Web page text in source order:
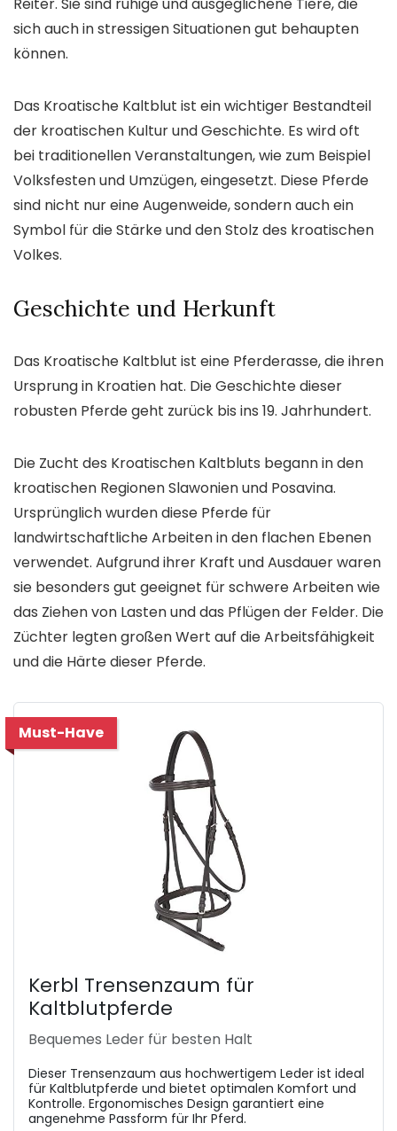
sich auch in stressigen Situationen gut behaupten
können.
Das Kroatische Kaltblut ist ein wichtiger Bestandteil
der kroatischen Kultur und Geschichte. Es wird oft
bei traditionellen Veranstaltungen, wie zum Beispiel
Volksfesten und Umzügen, eingesetzt. Diese Pferde
sind nicht nur eine Augenweide, sondern auch ein
Symbol für die Stärke und den Stolz des kroatischen
Volkes.
Geschichte und Herkunft
Das Kroatische Kaltblut ist eine Pferderasse, die ihren
Ursprung in Kroatien hat. Die Geschichte dieser
robusten Pferde geht zurück bis ins 19. Jahrhundert.
Die Zucht des Kroatischen Kaltbluts begann in den
kroatischen Regionen Slawonien und Posavina.
Ursprünglich wurden diese Pferde für
landwirtschaftliche Arbeiten in den flachen Ebenen
verwendet. Aufgrund ihrer Kraft und Ausdauer waren
sie besonders gut geeignet für schwere Arbeiten wie
das Ziehen von Lasten und das Pflügen der Felder. Die
Züchter legten großen Wert auf die Arbeitsfähigkeit
und die Härte dieser Pferde.
Must-Have
Kerbl Trensenzaum für
Kaltblutpferde
Bequemes Leder für besten Halt
Dieser Trensenzaum aus hochwertigem Leder ist ideal
für Kaltblutpferde und bietet optimalen Komfort und
Kontrolle. Ergonomisches Design garantiert eine
angenehme Passform für Ihr Pferd.